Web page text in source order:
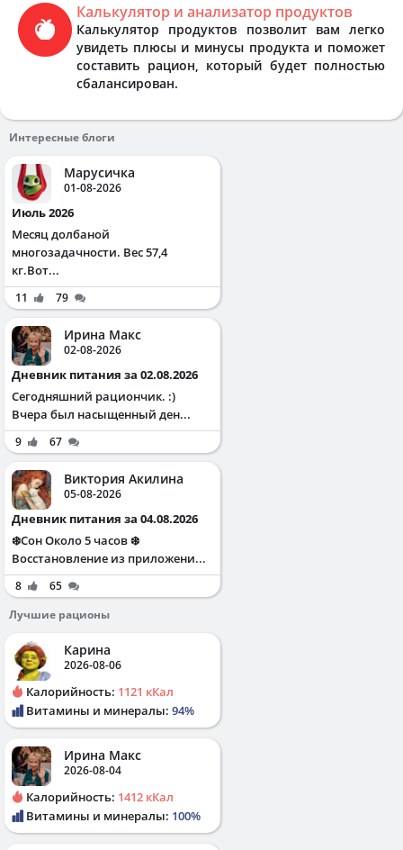
Калькулятор и анализатор продуктов
Калькулятор продуктов позволит вам легко
увидеть плюсы и минусы продукта и поможет
составить рацион, который будет полностью
сбалансирован.
Интересные блоги
Марусичка
01-08-2026
Июль 2026
Месяц долбаной
многозадачности. Вес 57,4
кг.Вот...
11 79
Ирина Макс
02-08-2026
Дневник питания за 02.08.2026
Сегодняшний рациончик. :)
Вчера был насыщенный ден...
9 67
Виктория Акилина
05-08-2026
Дневник питания за 04.08.2026
❄️Сон Около 5 часов ❄️
Восстановление из приложени...
8
65
Лучшие рационы
Карина
2026-08-06
Калорийность: 1121 кКал
Витамины и минералы: 94%
Ирина Макс
2026-08-04
Калорийность: 1412 кКал
Витамины и минералы: 100%